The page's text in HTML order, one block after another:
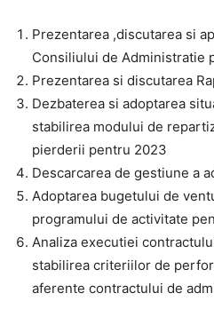
Prezentarea ,discutarea si
Consiliului de Administratie
Prezentarea si discutarea
Dezbaterea si adoptarea
stabilirea modului de
pierderii pentru 2023
Descarcarea de gestiune a
Adoptarea bugetului de
programului de activitate
Analiza executiei
stabilirea criteriilor de
aferente contractului de